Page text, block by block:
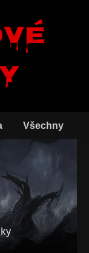
Všechny